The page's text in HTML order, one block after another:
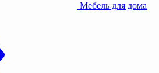
Мебель для дома